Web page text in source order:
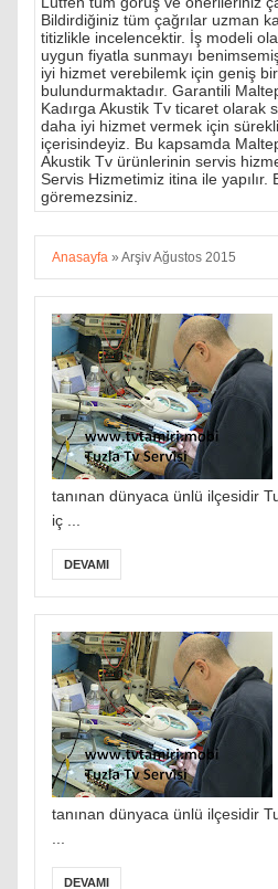
Bildirdiğiniz tüm çağrılar uzman
titizlikle incelencektir. İş modeli
uygun fiyatla sunmayı
iyi hizmet verebilemk için geniş
bulundurmaktadır. Garantili
Kadırga Akustik Tv ticaret olarak
daha iyi hizmet vermek için
içerisindeyiz. Bu kapsamda
Akustik Tv ürünlerinin servis
Servis Hizmetimiz itina ile yapılır.
göremezsiniz.
Anasayfa » Arşiv Ağustos 2015
tanınan dünyaca ünlü ilçesidir
iç ...
DEVAMI
tanınan dünyaca ünlü ilçesidir
DEVAMI